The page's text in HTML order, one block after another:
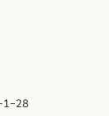
1-28